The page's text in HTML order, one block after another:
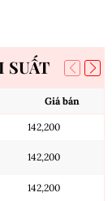
SUẤT
Giá bán
142,200
142,200
142,200